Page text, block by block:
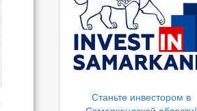
Станьте инвестором в